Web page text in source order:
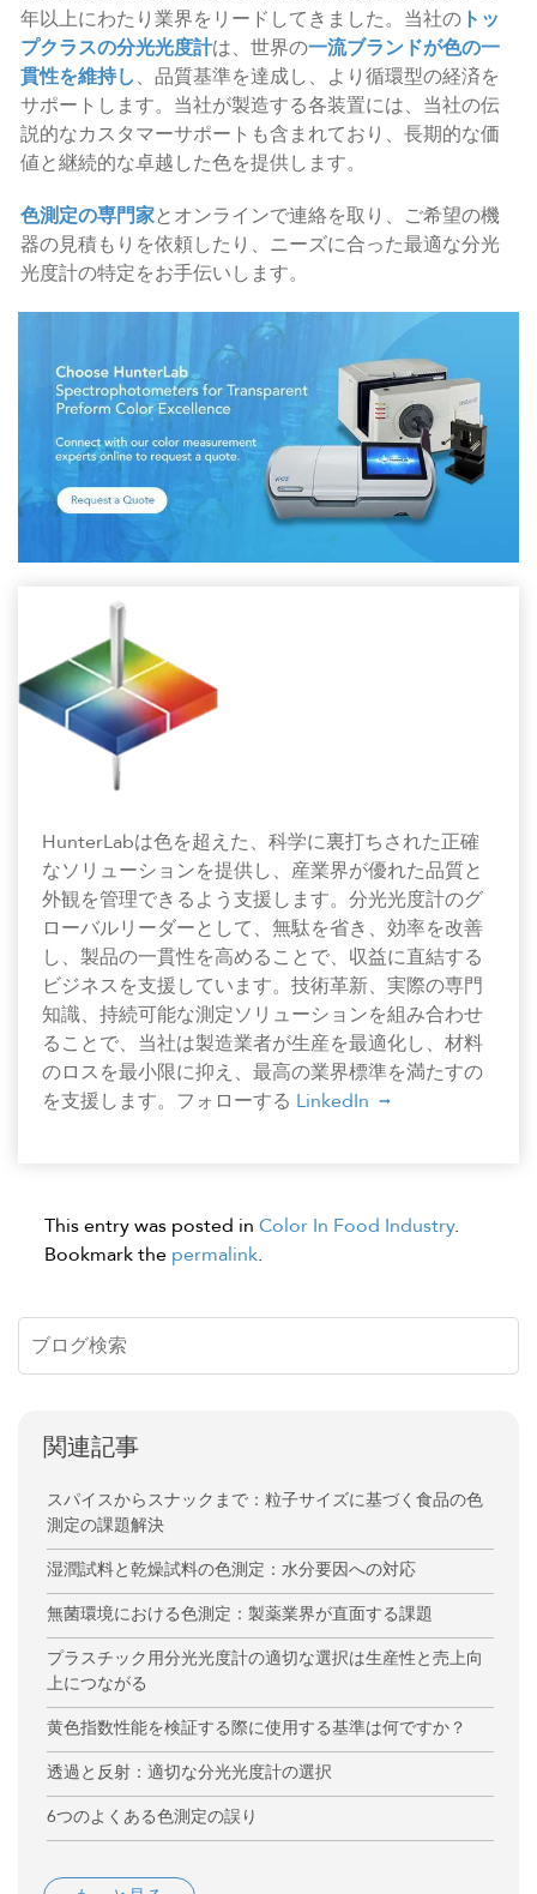
年以上にわたり業界をリードしてきました。当社の トッ
プクラスの分光光度計は、世界の一流ブランドが色の一
貫性を維持し、品質基準を達成し、より循環型の経済を
サポートします。当社が製造する各装置には、当社の伝
説的なカスタマーサポートも含まれており、長期的な価
値と継続的な卓越した色を提供します。
色測定の専門家とオンラインで連絡を取り、ご希望の機
器の見積もりを依頼したり、ニーズに合った最適な分光
光度計の特定をお手伝いします。
HunterLabは色を超えた、科学に裏打ちされた正確
なソリューションを提供し、産業界が優れた品質と
外観を管理できるよう支援します。分光光度計のグ
ローバルリーダーとして、無駄を省き、効率を改善
し、製品の一貫性を高めることで、収益に直結する
ビジネスを支援しています。技術革新、実際の専門
知識、持続可能な測定ソリューションを組み合わせ
ることで、当社は製造業者が生産を最適化し、材料
のロスを最小限に抑え、最高の業界標準を満たすの
を支援します。フォローする LinkedIn
This entry was posted in Color In Food Industry.
Bookmark the permalink.
関連記事
スパイスからスナックまで：粒子サイズに基づく食品の色
測定の課題解決
湿潤試料と乾燥試料の色測定：水分要因への対応
無菌環境における色測定：製薬業界が直面する課題
プラスチック用分光光度計の適切な選択は生産性と売上向
上につながる
黄色指数性能を検証する際に使用する基準は何ですか？
透過と反射：適切な分光光度計の選択
6つのよくある色測定の誤り